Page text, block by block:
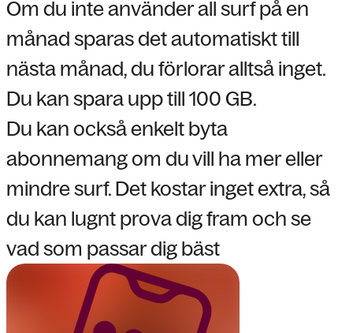
Om du inte använder all surf på en
månad sparas det automatiskt till
nästa månad, du förlorar alltså inget.
Du kan spara upp till 100 GB.
Du kan också enkelt byta
abonnemang om du vill ha mer eller
mindre surf. Det kostar inget extra, så
du kan lugnt prova dig fram och se
vad som passar dig bäst